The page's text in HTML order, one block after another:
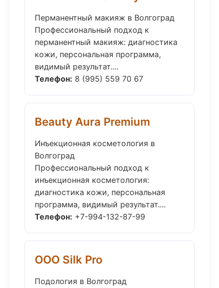
Перманентный макияж в Волгоград
Профессиональный подход к
перманентный макияж: диагностика
кожи, персональная программа,
видимый результат....
Телефон: 8 (995) 559 70 67
Beauty Aura Premium
Инъекционная косметология в
Волгоград
Профессиональный подход к
инъекционная косметология:
диагностика кожи, персональная
программа, видимый результат....
Телефон: +7-994-132-87-99
ООО Silk Pro
Подология в Волгоград